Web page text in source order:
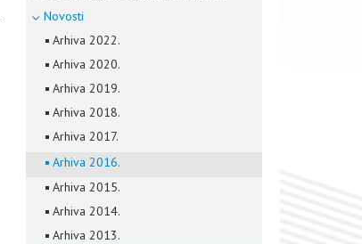
Novosti
Arhiva 2022.
Arhiva 2020.
Arhiva 2019.
Arhiva 2018.
Arhiva 2017.
Arhiva 2016.
Arhiva 2015.
Arhiva 2014.
Arhiva 2013.